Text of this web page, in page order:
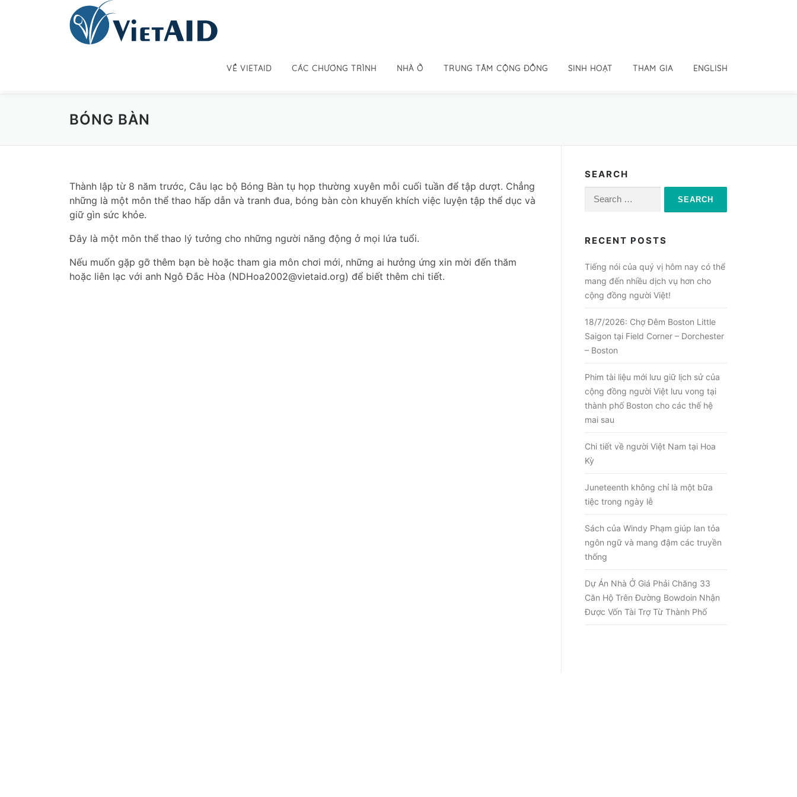
VỀ VIETAID CÁC CHƯƠNG TRÌNH NHÀ Ở TRUNG TÂM CỘNG ĐỒNG SINH HOẠT THAM GIA ENGLISH
BÓNG BÀN
Thành lập từ 8 năm trước, Câu lạc bộ Bóng Bàn tụ họp thường xuyên mỗi cuối tuần để tập dượt. Chẳng
những là một môn thể thao hấp dẫn và tranh đua, bóng bàn còn khuyến khích việc luyện tập thể dục và
giữ gìn sức khỏe.
Đây là một môn thể thao lý tưởng cho những người năng động ở mọi lứa tuổi.
Nếu muốn gặp gỡ thêm bạn bè hoặc tham gia môn chơi mới, những ai hưởng ứng xin mời đến thăm
hoặc liên lạc với anh Ngô Đắc Hòa (NDHoa2002@vietaid.org) để biết thêm chi tiết.
SEARCH
Search
RECENT POSTS
Tiếng nói của quý vị hôm nay có thể
mang đến nhiều dịch vụ hơn cho
cộng đồng người Việt!
18/7/2026: Chợ Đêm Boston Little
Saigon tại Field Corner – Dorchester
– Boston
Phim tài liệu mới lưu giữ lịch sử của
cộng đồng người Việt lưu vong tại
thành phố Boston cho các thế hệ
mai sau
Chi tiết về người Việt Nam tại Hoa
Kỳ
Juneteenth không chỉ là một bữa
tiệc trong ngày lễ
Sách của Windy Phạm giúp lan tỏa
ngôn ngữ và mang đậm các truyền
thống
Dự Án Nhà Ở Giá Phải Chăng 33
Căn Hộ Trên Đường Bowdoin Nhận
Được Vốn Tài Trợ Từ Thành Phố